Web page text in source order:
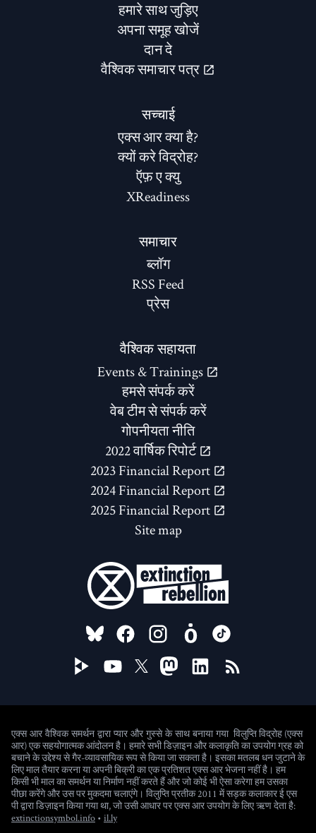
हमारे साथ जुड़िए
अपना समूह खोजें
दान दे
वैश्विक समाचार पत्र
सच्चाई
एक्स आर क्या है?
क्यों करे विद्रोह?
ऍफ़ ए क्यु
XReadiness
समाचार
ब्लॉग
RSS Feed
प्रेस
वैश्विक सहायता
Events & Trainings
हमसे संपर्क करें
वेब टीम से संपर्क करें
गोपनीयता नीति
2022 वार्षिक रिपोर्ट
2023 Financial Report
2024 Financial Report
2025 Financial Report
Site map
FOLLOW US ON
एक्स आर वैश्विक समर्थन द्वारा प्यार और गुस्से के साथ बनाया गया विलुप्ति विद्रोह (एक्स
आर) एक सहयोगात्मक आंदोलन है। हमारे सभी डिज़ाइन और कलाकृति का उपयोग ग्रह को
बचाने के उद्देश्य से गैर-व्यावसायिक रूप से किया जा सकता है। इसका मतलब धन जुटाने के
लिए माल तैयार करना या अपनी बिक्री का एक प्रतिशत एक्स आर भेजना नहीं है। हम
किसी भी माल का समर्थन या निर्माण नहीं करते हैं और जो कोई भी ऐसा करेगा हम उसका
पीछा करेंगे और उस पर मुकदमा चलाएंगे। विलुप्ति प्रतीक 2011 में सड़क कलाकार ई एस
पी द्वारा डिज़ाइन किया गया था, जो उसी आधार पर एक्स आर उपयोग के लिए ऋण देता है:
extinctionsymbol.info • il.ly(new window)